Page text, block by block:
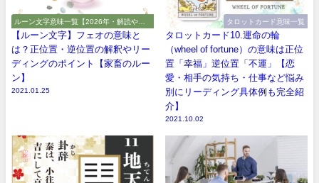
ルーン文字意味一覧【2026年・解読や解
釈やアルファベット】
【ルーン文字】フェオの意味と
は？正位置・逆位置の解釈やリー
ディングのポイント【家畜のルー
ン】
2021.01.25
タロットカード意味一覧
タロットカード10.運命の輪
（wheel of fortune）の意味は正位
置「幸福」逆位置「不運」【恋
愛・相手の気持ち・仕事など悩み
別にリーディング具体例も完全紹
介】
2021.10.02